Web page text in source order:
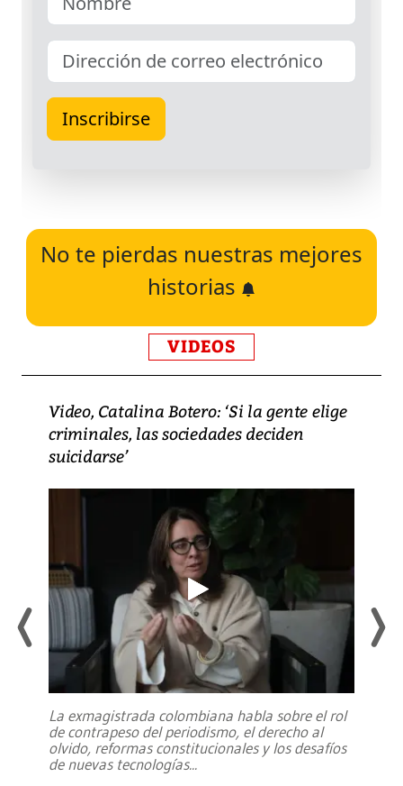
No te pierdas nuestras mejores
historias
VIDEOS
Video, Catalina Botero: ‘Si la gente elige
criminales, las sociedades deciden
suicidarse’
La exmagistrada colombiana habla sobre el rol
de contrapeso del periodismo, el derecho al
olvido, reformas constitucionales y los desafíos
de nuevas tecnologías...